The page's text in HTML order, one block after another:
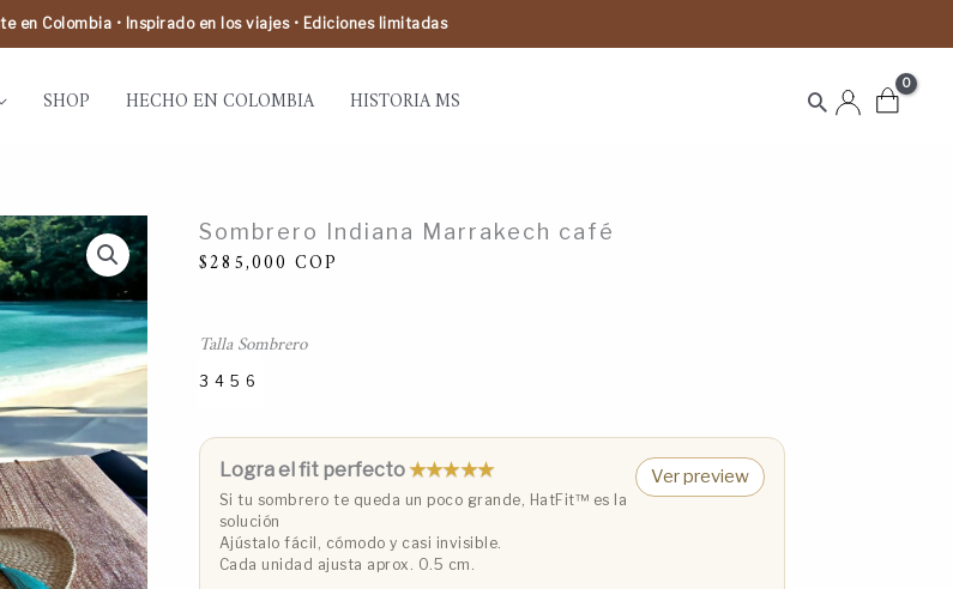
en Colombia • Inspirado en los viajes • Ediciones limitadas
SHOP HECHO EN COLOMBIA HISTORIA MS Buscar
Sombrero Indiana Marrakech café
$285,000 COP
Talla Sombrero
3 4 5 6
Logra el fit perfecto★★★★★
Si tu sombrero te queda un poco grande, HatFit™️ es la
solución
Ajústalo fácil, cómodo y casi invisible.
Cada unidad ajusta aprox. 0.5 cm.
Ver preview
Sombrero
Indiana
Marrakech
café